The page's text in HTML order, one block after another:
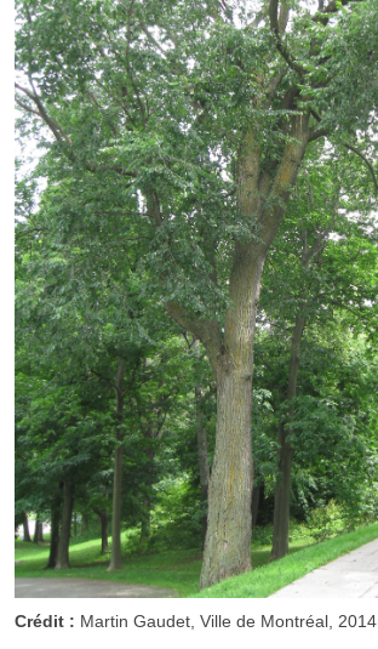
Crédit : Martin Gaudet, Ville de Montréal, 2014.